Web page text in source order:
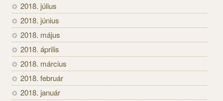
2018. július
2018. június
2018. május
2018. április
2018. március
2018. február
2018. január